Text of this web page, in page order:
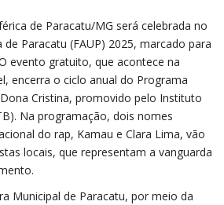
de Paracatu/MG será celebrada no
de Paracatu (FAUP) 2025, marcado para
evento gratuito, que acontece na
encerra o ciclo anual do Programa
Cristina, promovido pelo Instituto
Na programação, dois nomes
do rap, Kamau e Clara Lima, vão
locais, que representam a vanguarda
Municipal de Paracatu, por meio da